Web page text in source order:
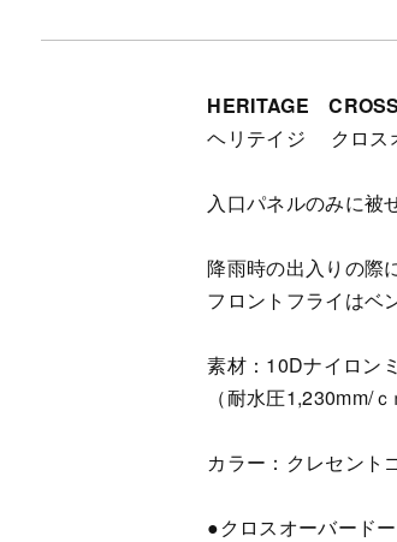
HERITAGE
ヘリテイジ クロス
入口パネルのみに被
降雨時の出入りの際
フロントフライはベ
素材：10Dナイロン
（耐水圧1,230mm/
カラー：クレセント
●クロスオーバード